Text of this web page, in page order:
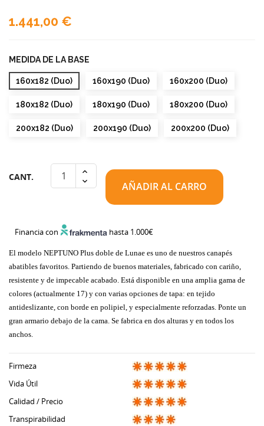
1.441,00 €
El modelo NEPTUNO Plus doble de Lunae es uno de nuestros canapés
abatibles favoritos. Partiendo de buenos materiales, fabricado con cariño,
resistente y de impecable acabado. Está disponible en una amplia gama de
colores (actualmente 17) y con varias opciones de tapa: en tejido
antideslizante, con borde en polipiel, y especialmente reforzadas. Ponte un
gran armario debajo de la cama. Se fabrica en dos alturas y en todos los
anchos.
Firmeza
Vida Útil
Calidad / Precio
Transpirabilidad
MEDIDA DE LA BASE
160x182 (Duo) 160x190 (Duo) 160x200 (Duo)
180x182 (Duo) 180x190 (Duo) 180x200 (Duo)
200x182 (Duo) 200x190 (Duo) 200x200 (Duo)
CANT.
AÑADIR AL CARRO
Financia con hasta 1.000€